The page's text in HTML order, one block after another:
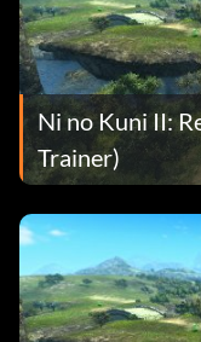
Ni no Kuni II:
Trainer)